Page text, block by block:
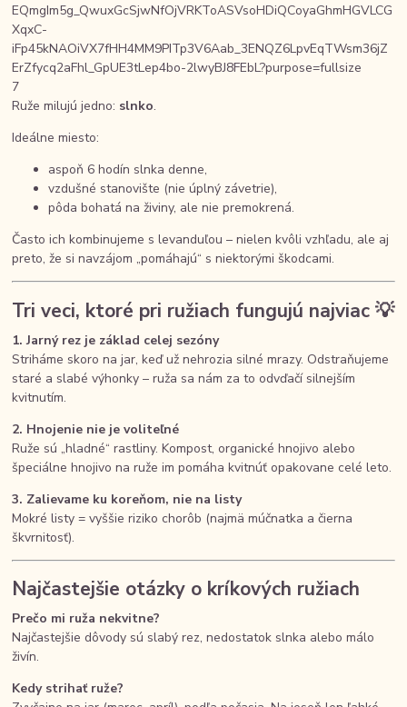
7
Ruže milujú jedno: slnko.
Ideálne miesto:
aspoň 6 hodín slnka denne,
vzdušné stanovište (nie úplný závetrie),
pôda bohatá na živiny, ale nie premokrená.
Často ich kombinujeme s levanduľou – nielen kvôli vzhľadu, ale aj
preto, že si navzájom „pomáhajú“ s niektorými škodcami.
Tri veci, ktoré pri ružiach fungujú najviac 💡
1. Jarný rez je základ celej sezóny
Striháme skoro na jar, keď už nehrozia silné mrazy. Odstraňujeme
staré a slabé výhonky – ruža sa nám za to odvďačí silnejším
kvitnutím.
2. Hnojenie nie je voliteľné
Ruže sú „hladné“ rastliny. Kompost, organické hnojivo alebo
špeciálne hnojivo na ruže im pomáha kvitnúť opakovane celé leto.
3. Zalievame ku koreňom, nie na listy
Mokré listy = vyššie riziko chorôb (najmä múčnatka a čierna
škvrnitosť).
Najčastejšie otázky o kríkových ružiach
Prečo mi ruža nekvitne?
Najčastejšie dôvody sú slabý rez, nedostatok slnka alebo málo
živín.
Kedy strihať ruže?